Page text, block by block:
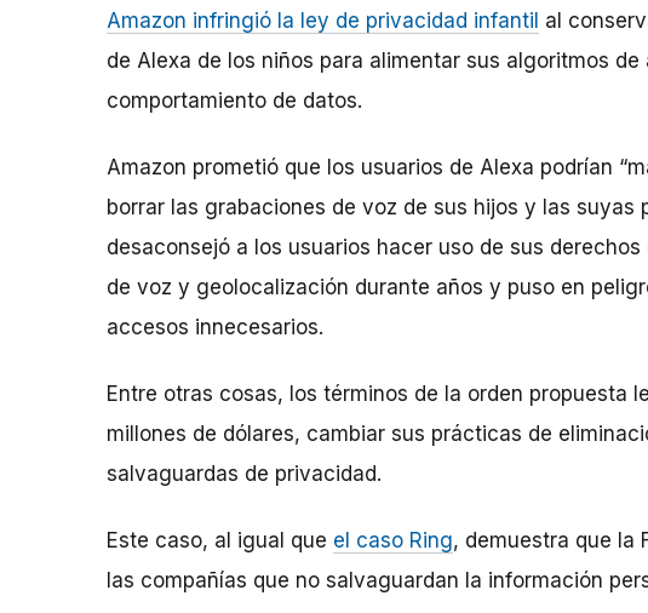
Amazon infringió la ley de privacidad infantil al
de Alexa de los niños para alimentar sus algoritmos
comportamiento de datos.
Amazon prometió que los usuarios de Alexa podrían
borrar las grabaciones de voz de sus hijos y las suyas
desaconsejó a los usuarios hacer uso de sus
de voz y geolocalización durante años y puso en
accesos innecesarios.
Entre otras cosas, los términos de la orden propuesta
millones de dólares, cambiar sus prácticas de
salvaguardas de privacidad.
Este caso, al igual que el caso Ring, demuestra que la
las compañías que no salvaguardan la información